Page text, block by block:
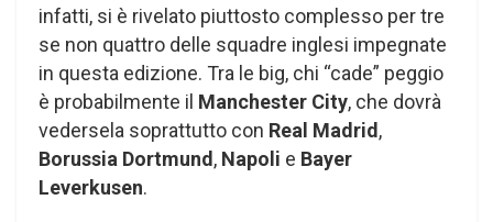
infatti, si è rivelato piuttosto complesso per tre
se non quattro delle squadre inglesi impegnate
in questa edizione. Tra le big, chi “cade” peggio
è probabilmente il Manchester City, che dovrà
vedersela soprattutto con Real Madrid,
Borussia Dortmund, Napoli e Bayer
Leverkusen.